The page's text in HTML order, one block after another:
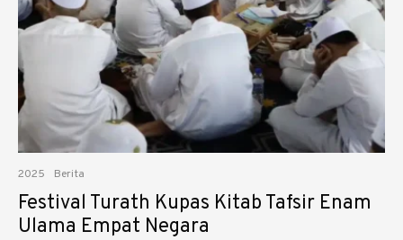
2025 Berita
Festival Turath Kupas Kitab Tafsir Enam
Ulama Empat Negara